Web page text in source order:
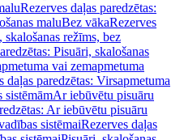
Rezerves daļas paredzētas:
maluBez vākaRezerves
skalošanas režīms, bez
Pisuāri, skalošanas
vai zemapmetuma
daļas paredzētas: Virsapmetuma
sistēmāmAr iebūvētu pisuāru
Ar iebūvētu pisuāru
sistēmaiRezerves daļas